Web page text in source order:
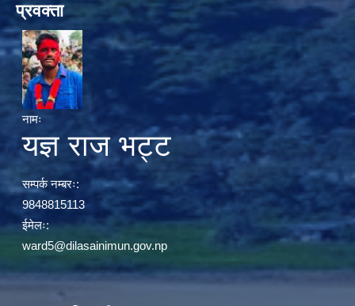
प्रवक्ता
नामः
यज्ञ राज भट्ट
सम्पर्क नम्बरः:
9848815113
ईमेलः:
ward5@dilasainimun.gov.np